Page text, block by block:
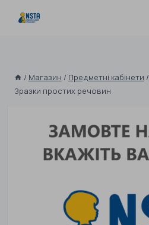
/ Магазин / Предметні кабінети /
Зразки простих речовин